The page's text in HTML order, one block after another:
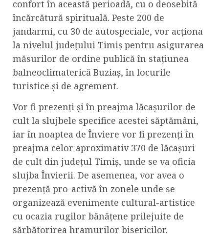
confort în această perioadă, cu o deosebită
încărcătură spirituală. Peste 200 de
jandarmi, cu 30 de autospeciale, vor acționa
la nivelul județului Timiș pentru asigurarea
măsurilor de ordine publică în stațiunea
balneoclimaterică Buziaș, în locurile
turistice și de agrement.
Vor fi prezenți și în preajma lăcașurilor de
cult la slujbele specifice acestei săptămâni,
iar în noaptea de Înviere vor fi prezenți în
preajma celor aproximativ 370 de lăcașuri
de cult din județul Timiș, unde se va oficia
slujba Învierii. De asemenea, vor avea o
prezență pro-activă în zonele unde se
organizează evenimente cultural-artistice
cu ocazia rugilor bănățene prilejuite de
sărbătorirea hramurilor bisericilor.